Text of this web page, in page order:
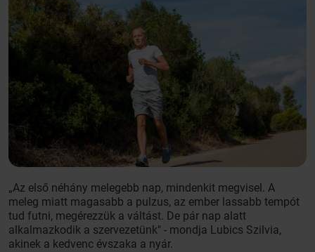
„Az első néhány melegebb nap, mindenkit megvisel. A
meleg miatt magasabb a pulzus, az ember lassabb tempót
tud futni, megérezzük a váltást. De pár nap alatt
alkalmazkodik a szervezetünk" - mondja Lubics Szilvia,
akinek a kedvenc évszaka a nyár.